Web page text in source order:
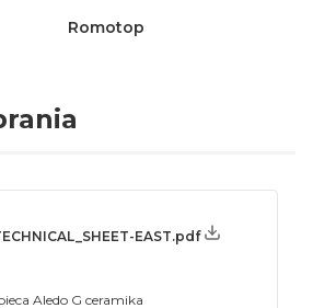
Romotop
EAST.pdf
Aledo G ceramika